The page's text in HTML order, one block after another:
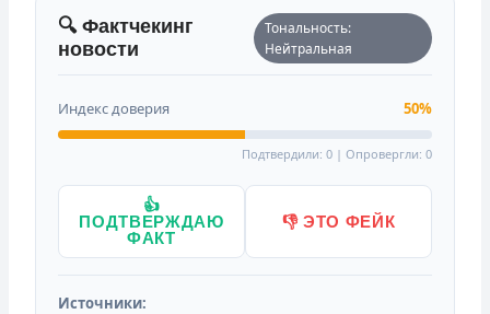
🔍 Фактчекинг
новости
Тональность:
Нейтральная
Индекс доверия 50%
Подтвердили: 0 | Опровергли: 0
👍
ПОДТВЕРЖДАЮ
ФАКТ
👎 ЭТО ФЕЙК
Источники: